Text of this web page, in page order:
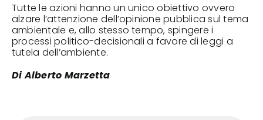
Tutte le azioni hanno un unico obiettivo ovvero
alzare l’attenzione dell’opinione pubblica sul tema
ambientale e, allo stesso tempo, spingere i
processi politico-decisionali a favore di leggi a
tutela dell’ambiente.
Di Alberto Marzetta